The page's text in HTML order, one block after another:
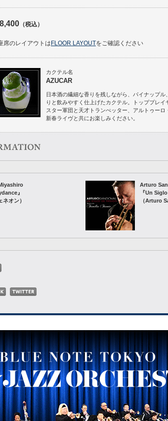
（税込）
席のレイアウトは FLOOR LAYOUTをご確認ください
カクテル名
AZUCAR
日本酒の繊細な香りを残しながら、パイナップル
りと飲みやすく仕上げたカクテル。トッププレイ
スター軍団と天才トランぺッター、アルトゥーロ
新春ライヴと共にお楽しみください。
』
ネオン）
Arturo
『Un
（Arturo